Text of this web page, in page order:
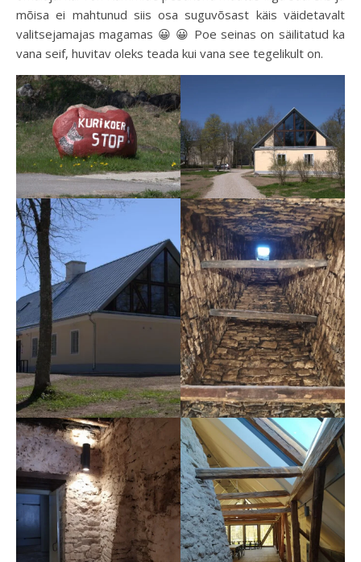
mõisa ei mahtunud siis osa suguvõsast käis väidetavalt
valitsejamajas magamas 😀 😀 Poe seinas on säilitatud ka
vana seif, huvitav oleks teada kui vana see tegelikult on.